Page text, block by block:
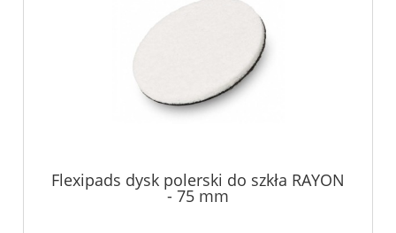
Flexipads dysk polerski do szkła RAYON
- 75 mm